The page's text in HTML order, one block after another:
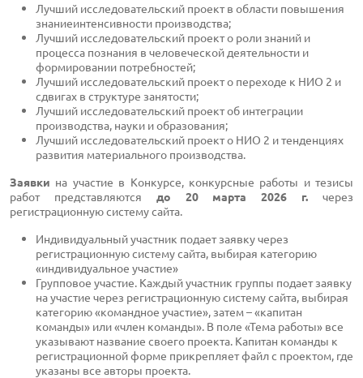
Лучший исследовательский проект в области повышения
знаниеинтенсивности производства;
Лучший исследовательский проект о роли знаний и
процесса познания в человеческой деятельности и
формировании потребностей;
Лучший исследовательский проект о переходе к НИО 2 и
сдвигах в структуре занятости;
Лучший исследовательский проект об интеграции
производства, науки и образования;
Лучший исследовательский проект о НИО 2 и тенденциях
развития материального производства.
Заявки на участие в Конкурсе, конкурсные работы и тезисы
работ представляются до 20 марта 2026 г. через
регистрационную систему сайта.
Индивидуальный участник подает заявку через
регистрационную систему сайта, выбирая категорию
«индивидуальное участие»
Групповое участие. Каждый участник группы подает заявку
на участие через регистрационную систему сайта, выбирая
категорию «командное участие», затем – «капитан
команды» или «член команды». В поле «Тема работы» все
указывают название своего проекта. Капитан команды к
регистрационной форме прикрепляет файл с проектом, где
указаны все авторы проекта.